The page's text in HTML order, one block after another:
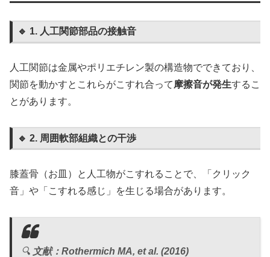
🔹 1. 人工関節部品の接触音
人工関節は金属やポリエチレン製の構造物でできており、
関節を動かすとこれらがこすれ合って摩擦音が発生するこ
とがあります。
🔹 2. 周囲軟部組織との干渉
膝蓋骨（お皿）と人工物がこすれることで、「クリック
音」や「こすれる感じ」を生じる場合があります。
🔍 文献：Rothermich MA, et al. (2016)